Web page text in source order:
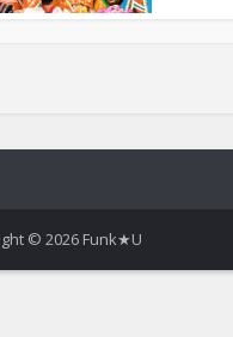
© 2026 Funk★U